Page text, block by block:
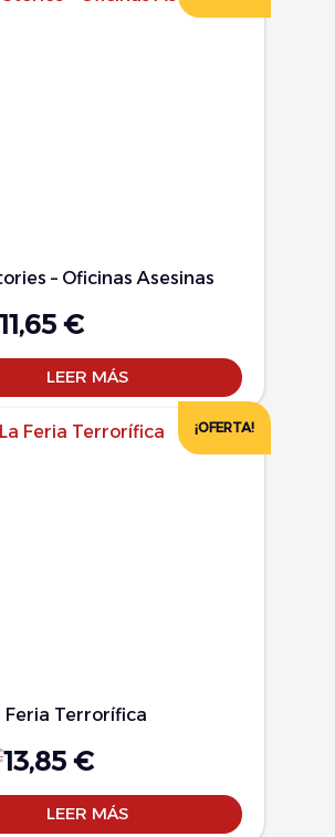
– Oficinas Asesinas
11,65 €
LEER MÁS
¡OFERTA!
Feria Terrorífica
13,85 €
LEER MÁS